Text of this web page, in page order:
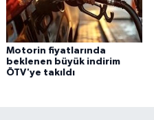
Motorin fiyatlarında
beklenen büyük indirim
ÖTV'ye takıldı